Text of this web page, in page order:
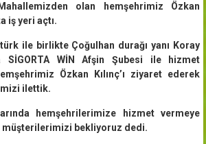
olan hemşehrimiz Özkan
iş yeri açtı.
ile birlikte Çoğulhan durağı yanı Koray
SİGORTA WİN Afşin Şubesi ile hizmet
Özkan Kılınç’ı ziyaret ederek
ilettik.
hemşehrilerimize hizmet vermeye
müşterilerimizi bekliyoruz dedi.